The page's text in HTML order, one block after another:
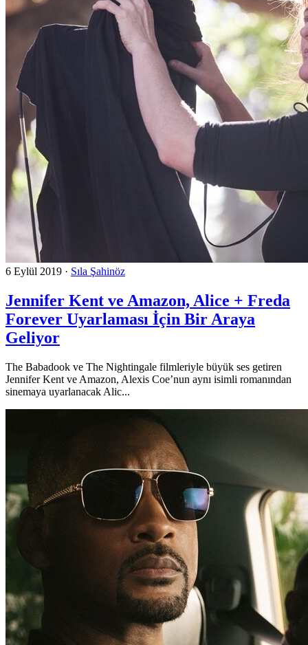
6 Eylül 2019 · Sıla Şahinöz
Jennifer Kent ve Amazon, Alice + Freda
Forever Uyarlaması İçin Bir Araya
Geliyor
The Babadook ve The Nightingale filmleriyle büyük ses getiren
Jennifer Kent ve Amazon, Alexis Coe’nun aynı isimli romanından
sinemaya uyarlanacak Alic...